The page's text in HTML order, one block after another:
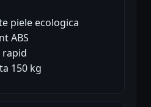
piele ecologica
ABS
150 kg